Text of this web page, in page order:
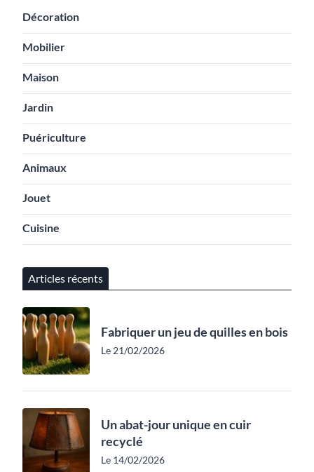
Décoration
Mobilier
Maison
Jardin
Puériculture
Animaux
Jouet
Cuisine
Articles récents
Fabriquer un jeu de quilles en bois
Le 21/02/2026
Un abat-jour unique en cuir
recyclé
Le 14/02/2026